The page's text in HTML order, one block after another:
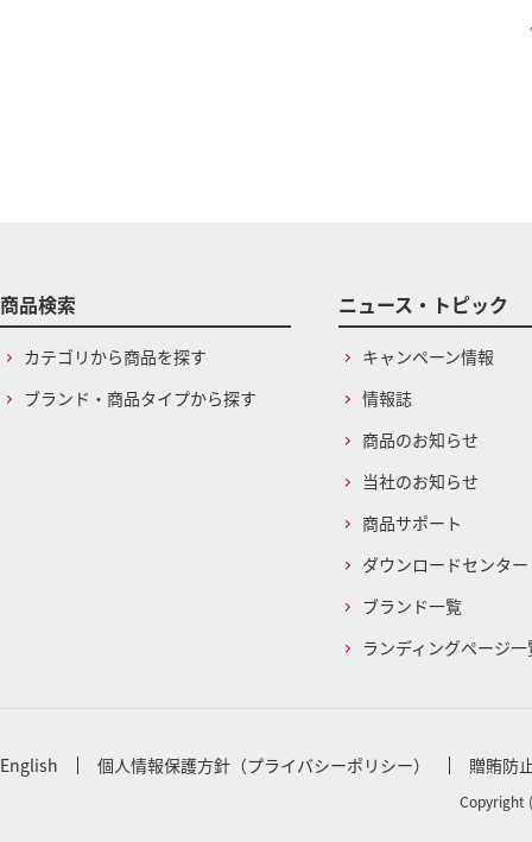
商品検索
カテゴリから商品を探す
ブランド・商品タイプから探す
ニュース・トピック
キャンペーン情報
情報誌
商品のお知らせ
当社のお知らせ
商品サポート
ダウンロードセンター
ブランド一覧
ランディングページ一
English 個人情報保護方針（プライバシーポリシー） 贈賄防
Copyright